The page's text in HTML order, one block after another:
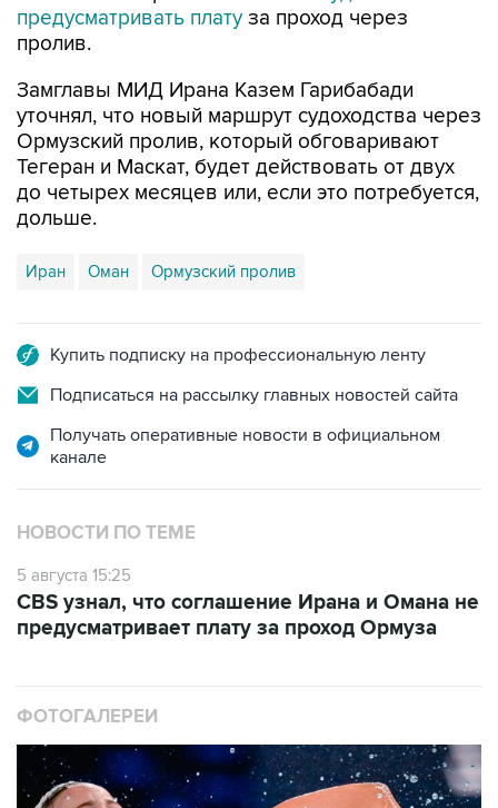
предусматривать плату за проход через
пролив.
Замглавы МИД Ирана Казем Гарибабади
уточнял, что новый маршрут судоходства через
Ормузский пролив, который обговаривают
Тегеран и Маскат, будет действовать от двух
до четырех месяцев или, если это потребуется,
дольше.
Иран Оман Ормузский пролив
Купить подписку на профессиональную ленту
Подписаться на рассылку главных новостей сайта
Получать оперативные новости в официальном
канале
НОВОСТИ ПО ТЕМЕ
5 августа 15:25
CBS узнал, что соглашение Ирана и Омана не
предусматривает плату за проход Ормуза
ФОТОГАЛЕРЕИ